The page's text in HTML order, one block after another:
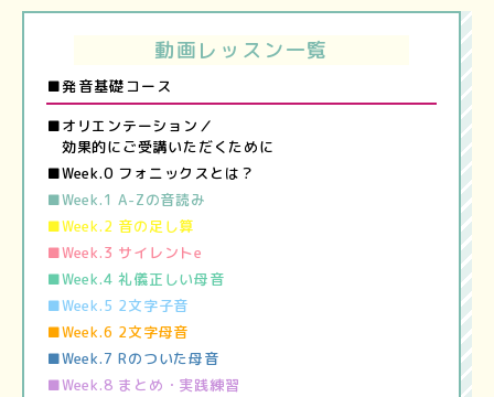
動画レッスン一覧
■発音基礎コース
■オリエンテーション／
効果的にご受講いただくために
■Week.0 フォニックスとは？
■Week.1 A-Zの音読み
■Week.2 音の足し算
■Week.3 サイレントe
■Week.4 礼儀正しい母音
■Week.5 2文字子音
■Week.6 2文字母音
■Week.7 Rのついた母音
■Week.8 まとめ・実践練習